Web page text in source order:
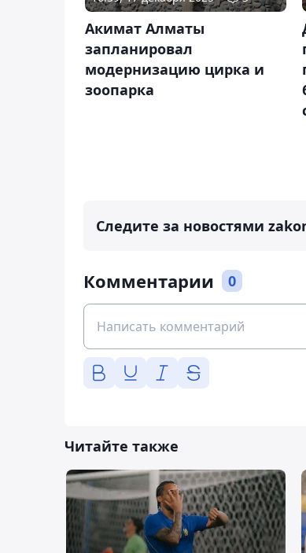
Акимат Алматы
запланировал
модернизацию цирка и
зоопарка
Следите за новостями
Комментарии 0
Читайте также